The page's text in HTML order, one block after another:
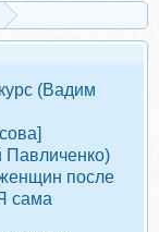
(Вадим
Павличенко)
после
сама